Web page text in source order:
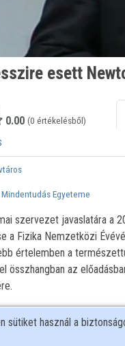
esett
0.00 (0 értékelésből)
Mindentudás Egyeteme
szervezet javaslatára a
a Fizika Nemzetközi
értelemben a
összhangban az
sütiket használ a